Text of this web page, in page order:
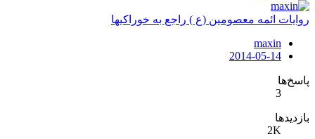
روایات ائمه معصومین (ع ) راجع به خوراکیها
maxin
2014-05-14
پاسخ‌ها
3
بازدیدها
2K